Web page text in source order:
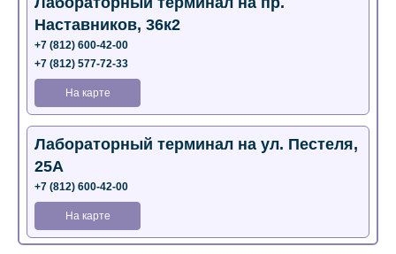
Наставников, 36к2
+7 (812) 600-42-00
+7 (812) 577-72-33
На карте
Лабораторный терминал на ул. Пестеля,
25А
+7 (812) 600-42-00
На карте